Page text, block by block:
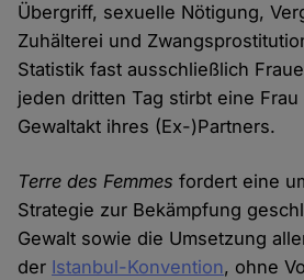
Übergriff, sexuelle Nötigung,
Zuhälterei und
Statistik fast ausschließlich
jeden dritten Tag stirbt eine
Gewaltakt ihres (Ex-)Partners.
Terre des Femmes fordert eine
Strategie zur Bekämpfung
Gewalt sowie die Umsetzung
der Istanbul-Konvention, ohne